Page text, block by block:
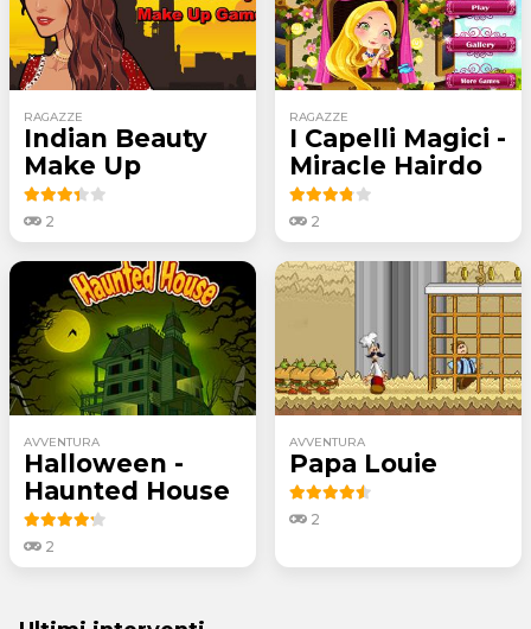
RAGAZZE
Indian Beauty
Make Up
2
RAGAZZE
I Capelli Magici -
Miracle Hairdo
2
AVVENTURA
Halloween -
Haunted House
2
AVVENTURA
Papa Louie
2